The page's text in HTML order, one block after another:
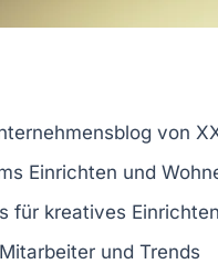
von
Einrichten und
für kreatives
Mitarbeiter und Trends